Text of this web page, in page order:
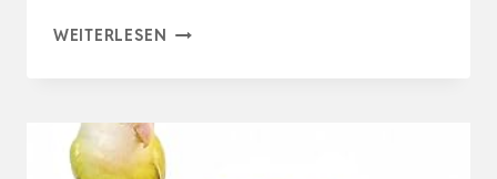
WEITERLESEN CLISPEED